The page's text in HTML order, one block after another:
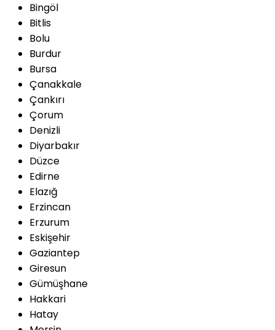
Bingöl
Bitlis
Bolu
Burdur
Bursa
Çanakkale
Çankırı
Çorum
Denizli
Diyarbakır
Düzce
Edirne
Elazığ
Erzincan
Erzurum
Eskişehir
Gaziantep
Giresun
Gümüşhane
Hakkari
Hatay